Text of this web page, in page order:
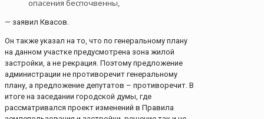
опасения беспочвенны,
— заявил Квасов.
Он также указал на то, что по генеральному плану
на данном участке предусмотрена зона жилой
застройки, а не рекрация. Поэтому предложение
администрации не противоречит генеральному
плану, а предложение депутатов – противоречит. В
итоге на заседании городской думы, где
рассматривался проект изменений в Правила